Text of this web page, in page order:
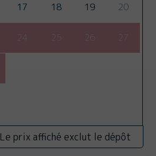
17 18 19 20
24 25 26 27
Le prix affiché exclut le dépôt